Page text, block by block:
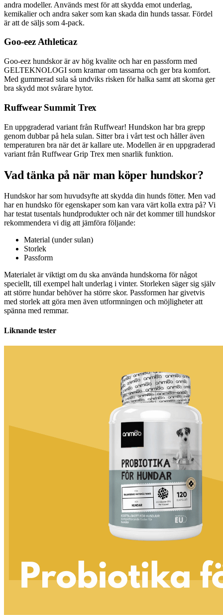
andra modeller. Används mest för att skydda emot underlag,
kemikalier och andra saker som kan skada din hunds tassar. Fördel
är att de säljs som 4-pack.
Goo-eez Athleticaz
Goo-eez hundskor är av hög kvalite och har en passform med
GELTEKNOLOGI som kramar om tassarna och ger bra komfort.
Med gummerad sula så undviks risken för halka samt att skorna ger
bra skydd mot svårare hytor.
Ruffwear Summit Trex
En uppgraderad variant från Ruffwear! Hundskon har bra grepp
genom dubbar på hela sulan. Sitter bra i vårt test och håller även
temperaturen bra när det är kallare ute. Modellen är en uppgraderad
variant från Ruffwear Grip Trex men snarlik funktion.
Vad tänka på när man köper hundskor?
Hundskor har som huvudsyfte att skydda din hunds fötter. Men vad
har en hundsko för egenskaper som kan vara värt kolla extra på? Vi
har testat tusentals hundprodukter och när det kommer till hundskor
rekommendera vi dig att jämföra följande:
Material (under sulan)
Storlek
Passform
Materialet är viktigt om du ska använda hundskorna för något
speciellt, till exempel halt underlag i vinter. Storleken säger sig själv
att större hundar behöver ha större skor. Passformen har givetvis
med storlek att göra men även utformningen och möjligheter att
spänna med remmar.
Liknande tester